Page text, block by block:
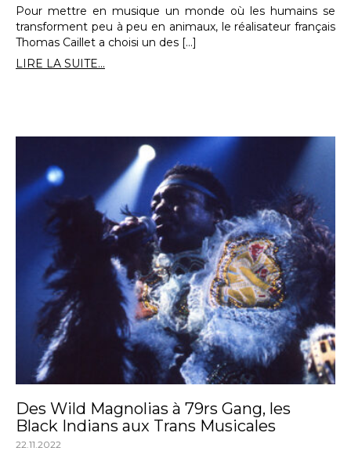
Pour mettre en musique un monde où les humains se
transforment peu à peu en animaux, le réalisateur français
Thomas Caillet a choisi un des […]
LIRE LA SUITE...
Des Wild Magnolias à 79rs Gang, les
Black Indians aux Trans Musicales
22.11.2022